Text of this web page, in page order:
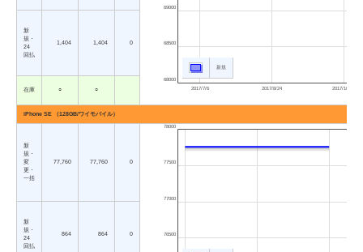
2017/7/6 2017/8/24 2017/10/12
68000
68500
69000
新規
新
規・
24
回払
1,404 1,404 0
在庫 ○ ○
iPhone SE （128GB/ワイモバイル）
新
規・
変
更・
一括
77,760 77,760 0
76500
77000
77500
78000
新
規・
24
回払
864 864 0